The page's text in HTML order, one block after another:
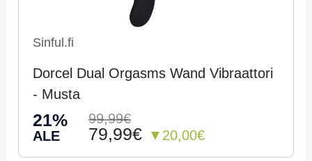
Sinful.fi
Dorcel Dual Orgasms Wand Vibraattori
- Musta
21%
ALE
99,99€
79,99€ ▼20,00€